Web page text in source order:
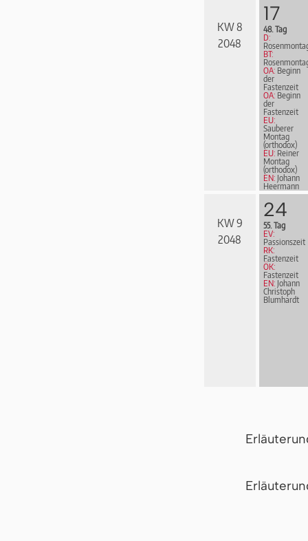
KW 8
2048
17
48. Tag
D:
BT:
OA: Beginn
der
Fastenzeit
OA: Beginn
der
Fastenzeit
EU:
Sauberer
Montag
(orthodox)
EU: Reiner
Montag
(orthodox)
EN: Johann
Heermann
KW 9
2048
24
55. Tag
EV:
Passionszeit
RK:
Fastenzeit
ÖK:
Fastenzeit
EN: Johann
Christoph
Blumhardt